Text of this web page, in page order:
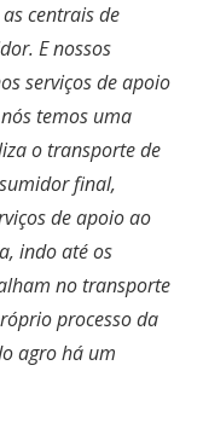
centrais de
E nossos
serviços de apoio
temos uma
o transporte de
final,
de apoio ao
indo até os
no transporte
processo da
agro há um